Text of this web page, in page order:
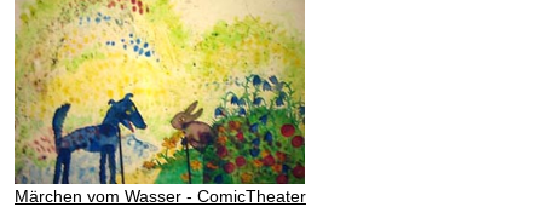
Märchen vom Wasser - ComicTheater